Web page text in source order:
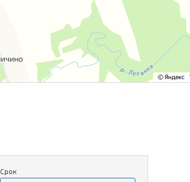
Срок